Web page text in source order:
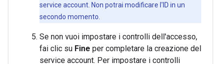
service account. Non potrai modificare l'ID in un
secondo momento.
Se non vuoi impostare i controlli dell'accesso,
fai clic su Fine per completare la creazione del
service account. Per impostare i controlli